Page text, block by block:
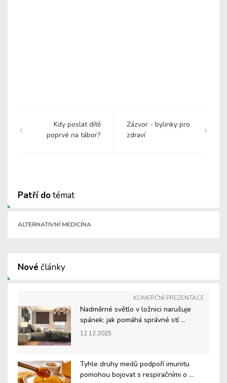
Kdy poslat dítě
poprvé na tábor?
Zázvor - bylinky pro
zdraví
Patří dotémat
ALTERNATIVNÍ MEDICÍNA
Nové články
KOMERČNÍ PREZENTACE
Nadměrné světlo v ložnici narušuje
spánek: jak pomáhá správné stí ...
12.12.2025
Tyhle druhy medů podpoří imunitu
pomohou bojovat s respiračními o ...